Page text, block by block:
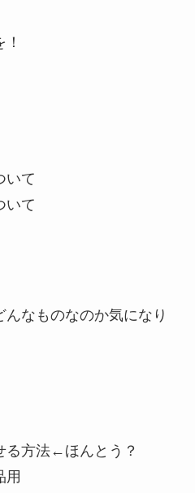
いて
いて
なものなのか気になり
る方法←ほんとう？
用